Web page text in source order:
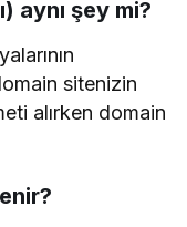
aynı şey mi?
sitenizin
alırken domain